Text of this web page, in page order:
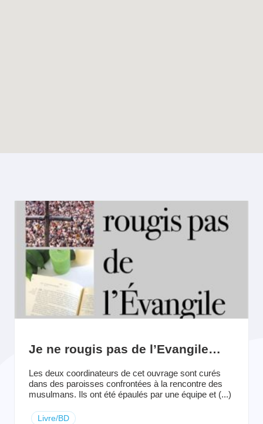
Je ne rougis pas de l’Evangile…
Les deux coordinateurs de cet ouvrage sont curés
dans des paroisses confrontées à la rencontre des
musulmans. Ils ont été épaulés par une équipe et (...)
Livre/BD